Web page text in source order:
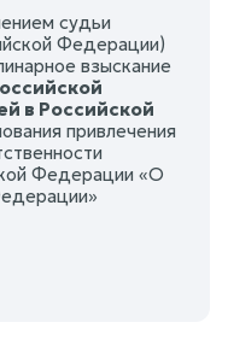
судьи
Федерации)
взыскание
в Российской
привлечения
Федерации «О